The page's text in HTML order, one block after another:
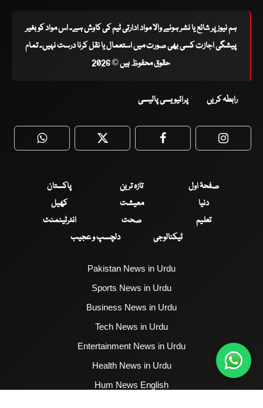
ہم نیوز پر شائع یا نشر ہونے والا مواد ادارتی ٹیم کی کاوش ہے۔ اس مواد کو بغیر
پیشگی اجازت کسی بھی صورت میں استعمال یا نقل کرنا درست نہیں۔ تمام
حقوق محفوظ ہیں © 2026
رابطہ کریں پرائیویسی پالیسی
WhatsApp Twitter Facebook
صفحۂ اول تازہ ترین
پاکستان
دنیا
معیشت
کھیل
تعلیم
صحت
انٹرٹینمنٹ
ٹیکنالوجی
دلچسپ و عجیب
Pakistan News in Urdu
Sports News in Urdu
Business News in Urdu
Tech News in Urdu
Entertainment News in Urdu
Health News in Urdu
Hum News English